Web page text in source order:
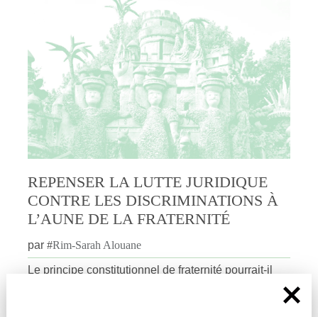
REPENSER LA LUTTE JURIDIQUE
CONTRE LES DISCRIMINATIONS À
L’AUNE DE LA FRATERNITÉ
par #Rim-Sarah Alouane
Le principe constitutionnel de fraternité pourrait-il
permettre de repenser la protection des minorités en